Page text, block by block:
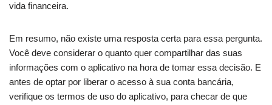
vida financeira.
Em resumo, não existe uma resposta certa para essa pergunta.
Você deve considerar o quanto quer compartilhar das suas
informações com o aplicativo na hora de tomar essa decisão. E
antes de optar por liberar o acesso à sua conta bancária,
verifique os termos de uso do aplicativo, para checar de que